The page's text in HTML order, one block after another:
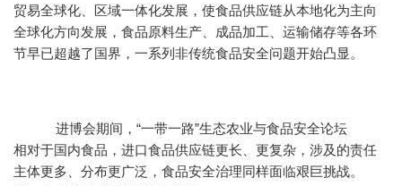
贸易全球化、区域一体化发展，使食品供应链从本地化为主向
全球化方向发展，食品原料生产、成品加工、运输储存等各环
节早已超越了国界，一系列非传统食品安全问题开始凸显。
进博会期间，“一带一路”生态农业与食品安全论坛
相对于国内食品，进口食品供应链更长、更复杂，涉及的责任
主体更多、分布更广泛，食品安全治理同样面临艰巨挑战。